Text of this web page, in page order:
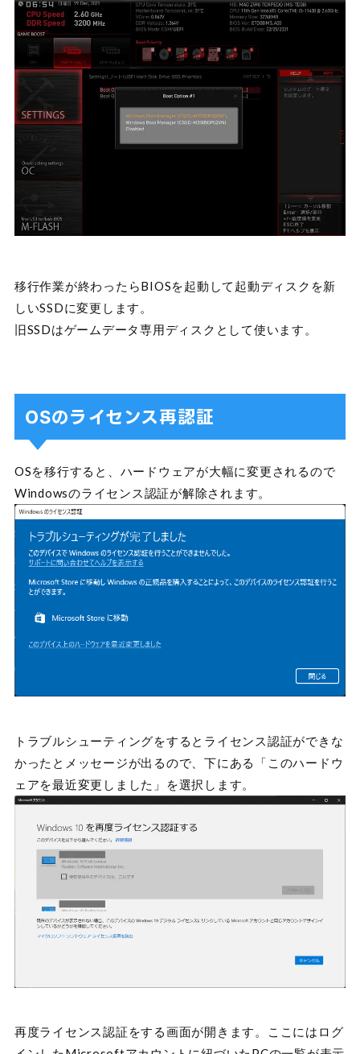
移行作業が終わったらBIOSを起動して起動ディスクを新
しいSSDに変更します。
旧SSDはゲームデータ専用ディスクとして使います。
OSのライセンス再認証
OSを移行すると、ハードウェアが大幅に変更されるので
Windowsのライセンス認証が解除されます。
トラブルシューティングをするとライセンス認証ができな
かったとメッセージが出るので、下にある「このハードウ
ェアを最近変更しました」を選択します。
再度ライセンス認証をする画面が開きます。ここにはログ